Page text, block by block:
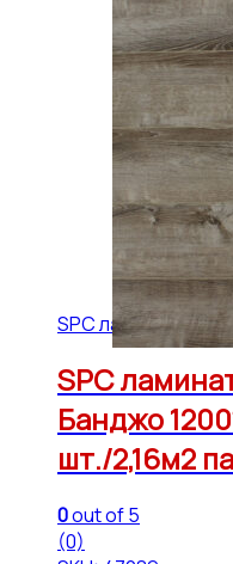
SPC ламинат
SPC
Банджо
шт./2,16м2
0out of 5
(0)